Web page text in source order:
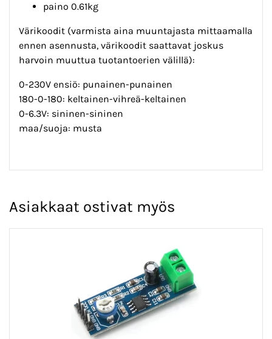
paino 0.61kg
Värikoodit (varmista aina muuntajasta mittaamalla
ennen asennusta, värikoodit saattavat joskus
harvoin muuttua tuotantoerien välillä):
0-230V ensiö: punainen-punainen
180-0-180: keltainen-vihreä-keltainen
0-6.3V: sininen-sininen
maa/suoja: musta
Asiakkaat ostivat myös